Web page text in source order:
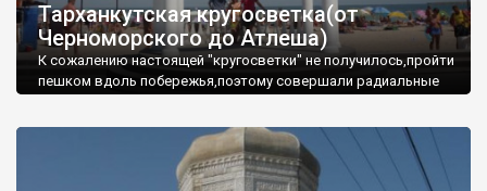
Тарханкутская кругосветка(от
Черноморского до Атлеша)
К сожалению настоящей "кругосветки" не получилось,пройти
пешком вдоль побережья,поэтому совершали радиальные